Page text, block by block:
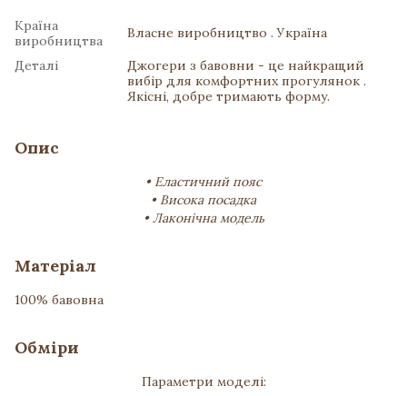
Країна
виробництва
Власне виробництво . Україна
Деталі
Джогери з бавовни - це найкращий
вибір для комфортних прогулянок .
Якісні, добре тримають форму.
Опис
• Еластичний пояс
• Висока посадка
• Лаконічна модель
Матеріал
100% бавовна
Обміри
Параметри моделі: